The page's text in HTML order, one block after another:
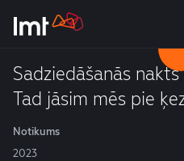
Sadziedāšanās
Tad jāsim mēs pie
Notikums
2023